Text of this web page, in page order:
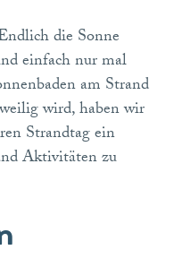
die Sonne
einfach nur mal
am Strand
wird, haben wir
Strandtag ein
Aktivitäten zu